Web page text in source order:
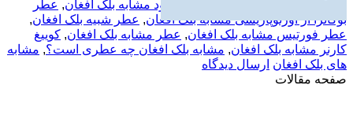
عطر بلک عود مشابه بلک افغان, عطر
بوکانرا از اورتوپاریسی مشابه بلک افغان, عطر شبیه بلک افغان,
عطر فورتیس مشابه بلک افغان, عطر مشابه بلک افغان, کوییغ
کارنر مشابه بلک افغان, مشابه بلک افغان چه عطری است؟, مشابه
های بلک افغان ارسال دیدگاه
صفحه مقالات